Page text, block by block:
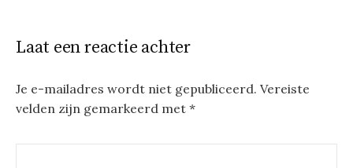
Laat een reactie achter
Je e-mailadres wordt niet gepubliceerd. Vereiste
velden zijn gemarkeerd met *